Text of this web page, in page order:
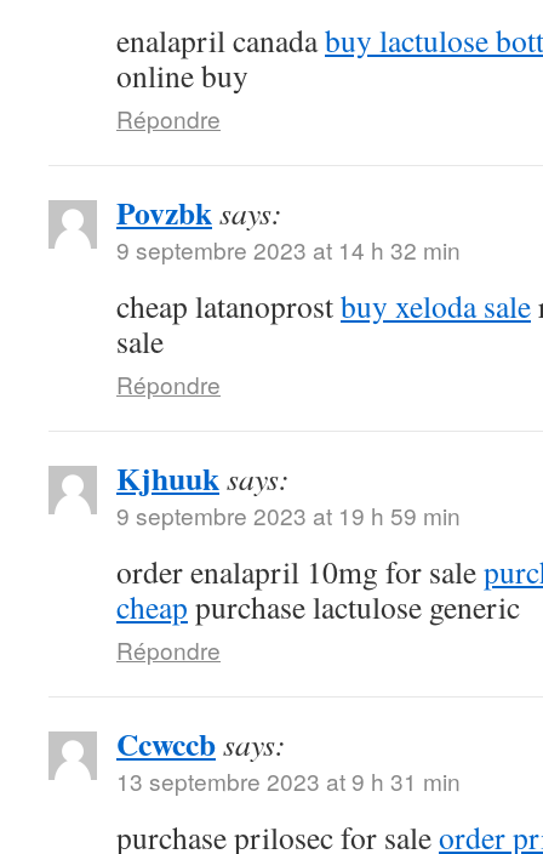
enalapril canadabuy lactulose
online buy
Répondre
Povzbksays:
9 septembre 2023 at 14 h 32 min
cheap latanoprostbuy xeloda sale
sale
Répondre
Kjhuuksays:
9 septembre 2023 at 19 h 59 min
order enalapril 10mg for sale
cheap purchase lactulose generic
Répondre
Ccwccbsays:
13 septembre 2023 at 9 h 31 min
purchase prilosec for saleorder